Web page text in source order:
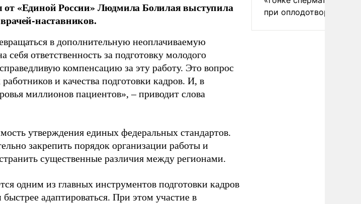
от «Единой России» Людмила Болилая выступила
наставников.
в дополнительную неоплачиваемую
себя ответственность за подготовку молодого
компенсацию за эту работу. Это вопрос
и качества подготовки кадров. И, в
миллионов пациентов», – приводит слова
утверждения единых федеральных стандартов.
закрепить порядок организации работы и
существенные различия между регионами.
одним из главных инструментов подготовки кадров
адаптироваться. При этом участие в
при оплодотворении